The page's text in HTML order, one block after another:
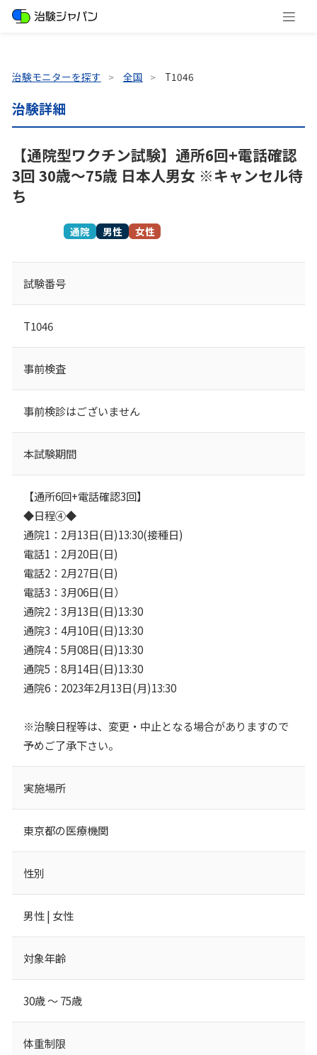
治験モニターを探す 全国 T1046
治験詳細
【通院型ワクチン試験】通所6回+電話確認
3回 30歳～75歳 日本人男女 ※キャンセル待
ち
通院 男性 女性
試験番号
T1046
事前検査
事前検診はございません
本試験期間
【通所6回+電話確認3回】
◆日程④◆
通院1：2月13日(日)13:30(接種日)
電話1：2月20日(日)
電話2：2月27日(日)
電話3：3月06日(日）
通院2：3月13日(日)13:30
通院3：4月10日(日)13:30
通院4：5月08日(日)13:30
通院5：8月14日(日)13:30
通院6：2023年2月13日(月)13:30
※治験日程等は、変更・中止となる場合がありますので
予めご了承下さい。
実施場所
東京都の医療機関
性別
男性 | 女性
対象年齢
30歳 ～ 75歳
体重制限